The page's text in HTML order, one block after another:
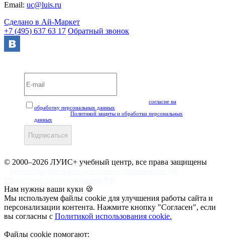
Email: uc@luis.ru
Сделано в Ай-Маркет
+7 (495) 637 63 17 Обратный звонок
согласие на
обработку персональных данных
Политикой защиты и обработки персональных
данных
Подписаться
© 2000–2026 ЛУИС+ учебный центр, все права защищены
Нам нужны ваши куки 🍪
Мы используем файлы cookie для улучшения работы сайта и
персонализации контента. Нажмите кнопку "Согласен", если
вы согласны с Политикой использования cookie.
Файлы cookie помогают: